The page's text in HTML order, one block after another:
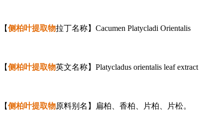
【侧柏叶提取物拉丁名称】Cacumen Platycladi Orientalis
【侧柏叶提取物英文名称】Platycladus orientalis leaf extract
【侧柏叶提取物原料别名】扁柏、香柏、片柏、片松。